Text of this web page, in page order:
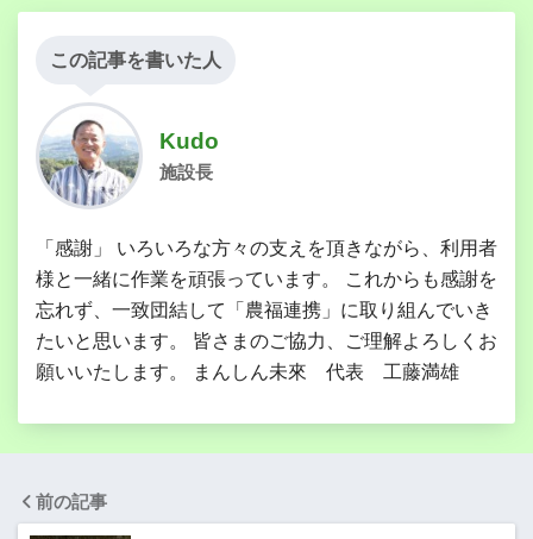
この記事を書いた人
Kudo
施設長
「感謝」 いろいろな方々の支えを頂きながら、利用者
様と一緒に作業を頑張っています。 これからも感謝を
忘れず、一致団結して「農福連携」に取り組んでいき
たいと思います。 皆さまのご協力、ご理解よろしくお
願いいたします。 まんしん未來 代表 工藤満雄
前の記事